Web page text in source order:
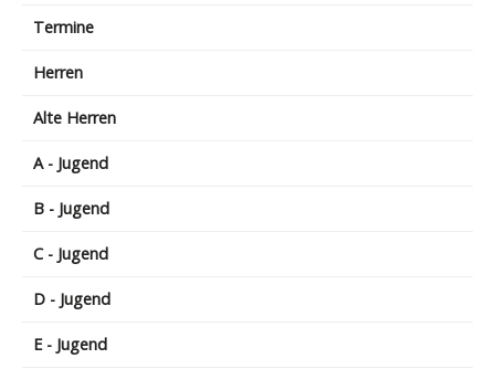
Termine
Herren
Alte Herren
A - Jugend
B - Jugend
C - Jugend
D - Jugend
E - Jugend